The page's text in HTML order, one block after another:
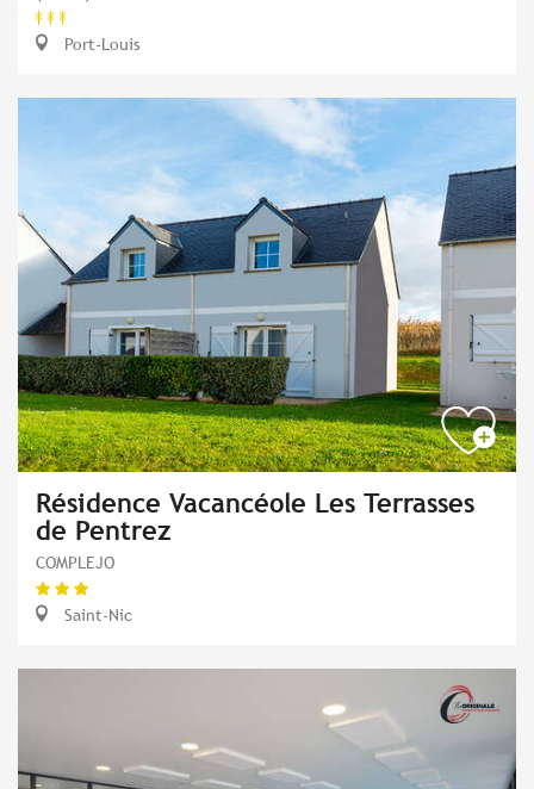
Port-Louis
Résidence Vacancéole Les Terrasses
de Pentrez
COMPLEJO
Saint-Nic